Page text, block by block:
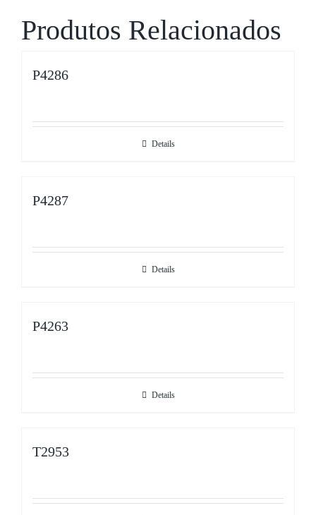
Produtos Relacionados
P4286
Details
P4287
Details
P4263
Details
T2953